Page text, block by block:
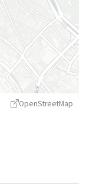
OpenStreetMap